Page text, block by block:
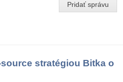
Pridať správu
stratégiou Bitka o